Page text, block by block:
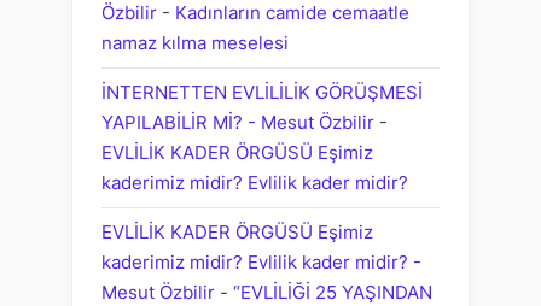
Özbilir - Kadınların camide cemaatle
namaz kılma meselesi
İNTERNETTEN EVLİLİLİK GÖRÜŞMESİ
YAPILABİLİR Mİ? - Mesut Özbilir -
EVLİLİK KADER ÖRGÜSÜ Eşimiz
kaderimiz midir? Evlilik kader midir?
EVLİLİK KADER ÖRGÜSÜ Eşimiz
kaderimiz midir? Evlilik kader midir? -
Mesut Özbilir - “EVLİLİĞİ 25 YAŞINDAN